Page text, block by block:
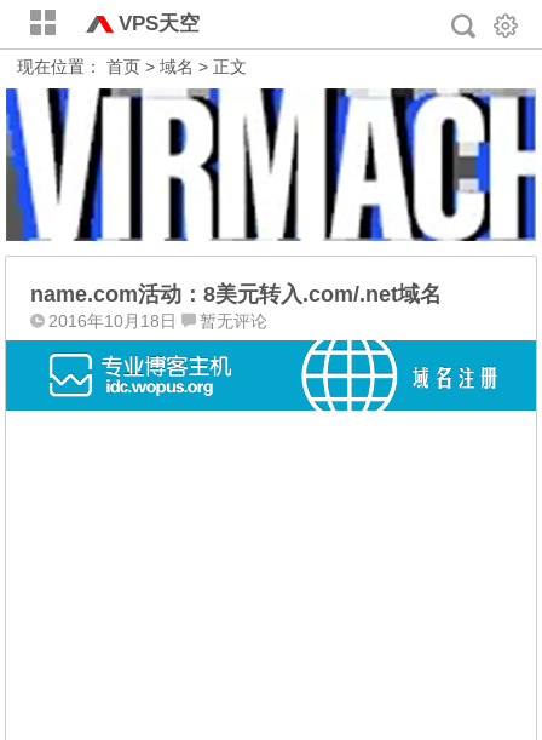
VPS天空
现在位置：首页 >域名 > 正文
name.com活动：8美元转入.com/.net域名
2016年10月18日 暂无评论